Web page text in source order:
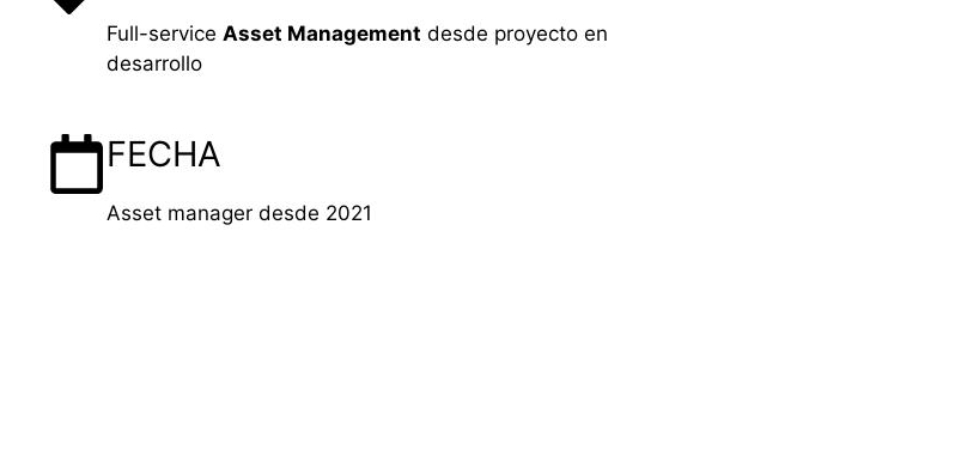
Full-service Asset Management desde proyecto en
desarrollo
FECHA
Asset manager desde 2021